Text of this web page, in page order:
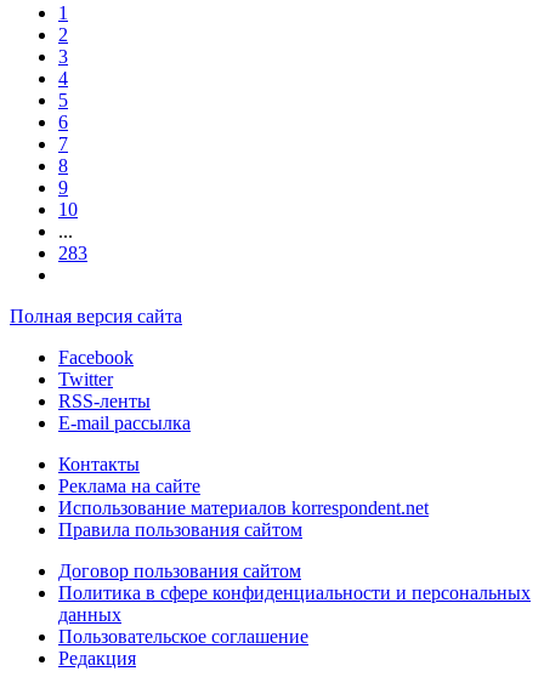
1
2
3
4
5
6
7
8
9
10
...
283
Полная версия сайта
Facebook
Twitter
RSS-ленты
E-mail рассылка
Контакты
Реклама на сайте
Использование материалов korrespondent.net
Правила пользования сайтом
Договор пользования сайтом
Политика в сфере конфиденциальности и персональных
данных
Пользовательское соглашение
Редакция